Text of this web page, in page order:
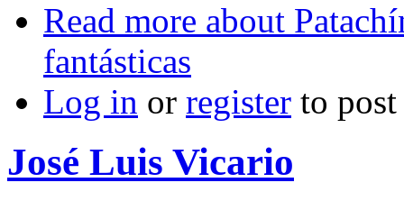
Read more about
fantásticas
Log in or register to
José Luis Vicario